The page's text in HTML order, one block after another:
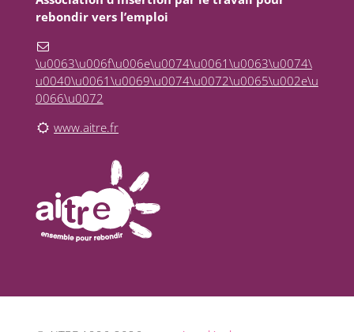
rebondir vers l’emploi
\u0063\u006f\u006e\u0074\u0061\u0063\u0074\
u0040\u0061\u0069\u0074\u0072\u0065\u002e\u
0066\u0072
www.aitre.fr